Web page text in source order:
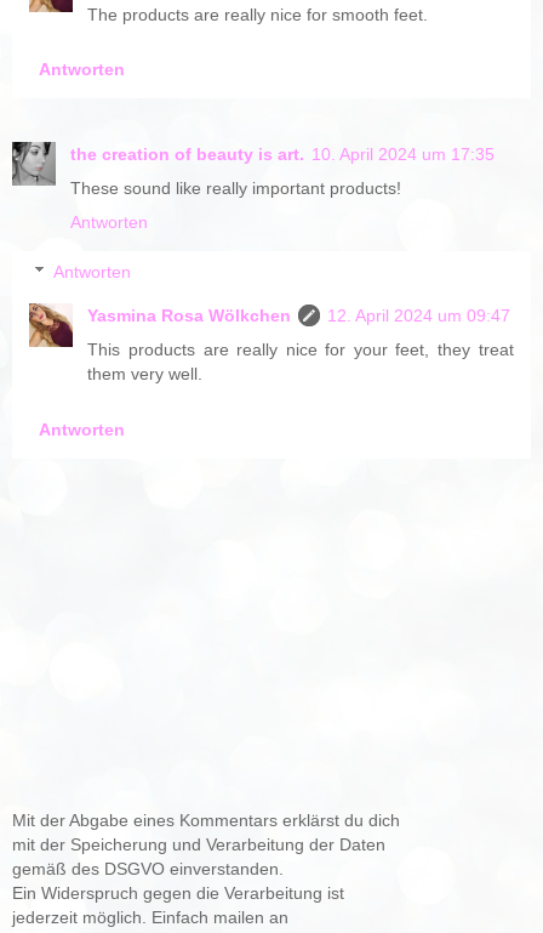
The products are really nice for smooth feet.
Antworten
the creation of beauty is art. 10. April 2024 um 17:35
These sound like really important products!
Antworten
Antworten
Yasmina Rosa Wölkchen
12. April 2024 um 09:47
This products are really nice for your feet, they treat
them very well.
Antworten
Mit der Abgabe eines Kommentars erklärst du dich
mit der Speicherung und Verarbeitung der Daten
gemäß des DSGVO einverstanden.
Ein Widerspruch gegen die Verarbeitung ist
jederzeit möglich. Einfach mailen an